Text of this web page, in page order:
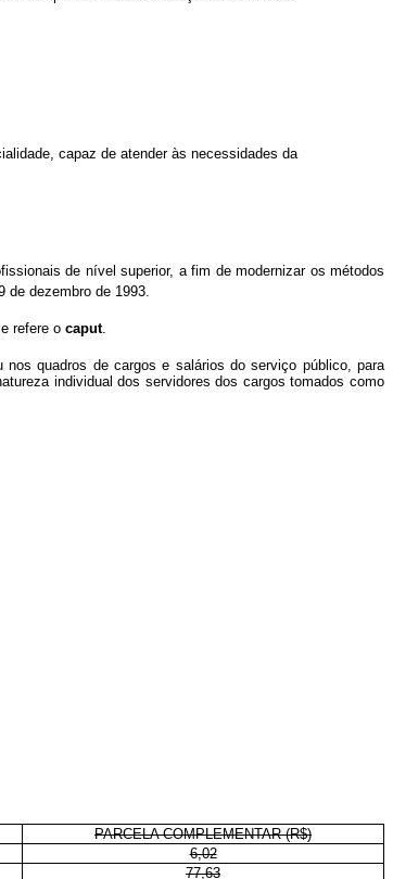
capaz de atender às necessidades da
de nível superior, a fim de modernizar os métodos
de dezembro de 1993.
refere o caput.
quadros de cargos e salários do serviço público, para
individual dos servidores dos cargos tomados como
PARCELA COMPLEMENTAR (R$)
6,02
77,63